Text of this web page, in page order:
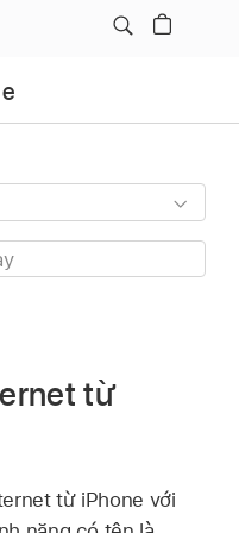
từ
từ iPhone với